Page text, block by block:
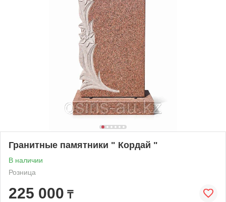
Гранитные памятники " Кордай "
В наличии
Розница
225 000 ₸